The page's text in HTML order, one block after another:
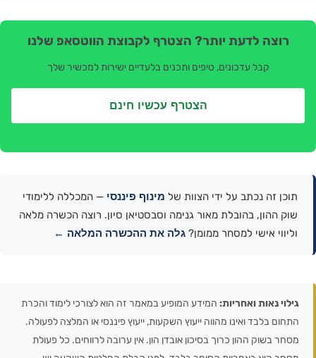
רוצה לדעת יותר? הצטרף לקבוצת הווטסאפ שלנו
קבל עדכונים, טיפים ותכנים בלעדיים ישירות למכשיר שלך
הצטרף עכשיו חינם
תוכן זה נכתב על ידי הצוות של מינוף פיננסי — המכללה ללימודי
שוק ההון, בהובלת מאור גנימה וסבסטיאן סיון. רוצה הכשרה מלאה
וליווי אישי למסחר ממומן? גלה את ההכשרה המלאה ←
גילוי נאות ואחריות: המידע המופיע במאמר זה הוא לצורכי לימוד והכרת
התחום בלבד ואינו מהווה ייעוץ השקעות, ייעוץ פיננסי או המלצה לפעולה.
מסחר בשוק ההון כרוך בסיכון אובדן הון. אין ערובה לרווחים. כל פעולת